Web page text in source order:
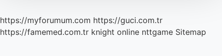
https://myforumum.com https://guci.com.tr
https://famemed.com.tr knight online nttgame Sitemap